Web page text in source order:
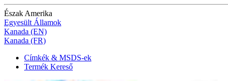
Észak Amerika
Egyesült Államok
Kanada (EN)
Kanada (FR)
Címkék & MSDS-ek
Termék Kereső